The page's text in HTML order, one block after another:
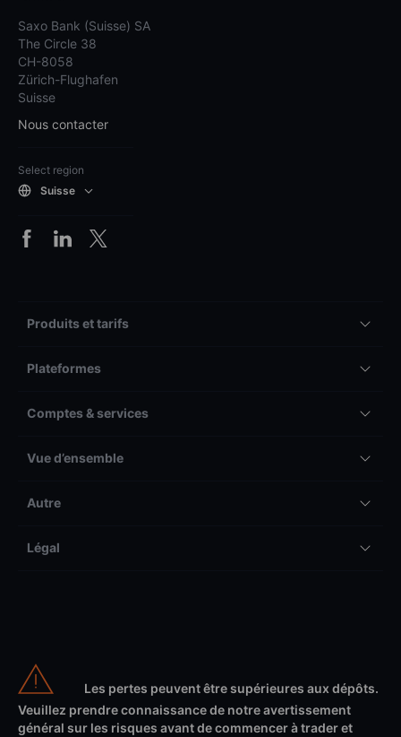
Saxo Bank (Suisse) SA
The Circle 38
CH-8058
Zürich-Flughafen
Suisse
Nous contacter
Select region
Suisse
Produits et tarifs
Plateformes
Comptes & services
Vue d’ensemble
Autre
Légal
Les pertes peuvent être supérieures aux dépôts.
Veuillez prendre connaissance de notre avertissement
général sur les risques avant de commencer à trader et